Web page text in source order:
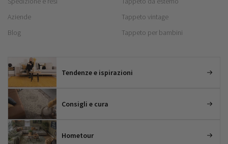
Aziende
Blog
Tappeto vintage
Tappeto per bambini
Tendenze e ispirazioni
Consigli e cura
Hometour